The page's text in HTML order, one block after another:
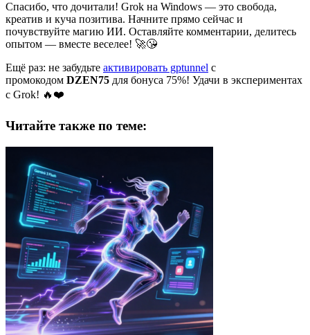
Спасибо, что дочитали! Grok на Windows — это свобода,
креатив и куча позитива. Начните прямо сейчас и
почувствуйте магию ИИ. Оставляйте комментарии, делитесь
опытом — вместе веселее! 🚀😘
Ещё раз: не забудьте активировать gptunnel с
промокодом DZEN75 для бонуса 75%! Удачи в экспериментах
с Grok! 🔥❤️
Читайте также по теме: